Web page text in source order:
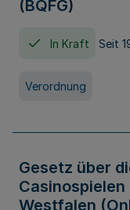
(BQFG)
In Kraft Seit
Verordnung
Gesetz über
Westfalen